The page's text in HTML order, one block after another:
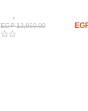
ترابيزات,
EGP13,860.00